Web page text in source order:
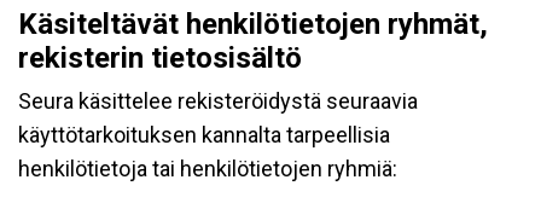
Käsiteltävät henkilötietojen ryhmät,
rekisterin tietosisältö
Seura käsittelee rekisteröidystä seuraavia
käyttötarkoituksen kannalta tarpeellisia
henkilötietoja tai henkilötietojen ryhmiä: